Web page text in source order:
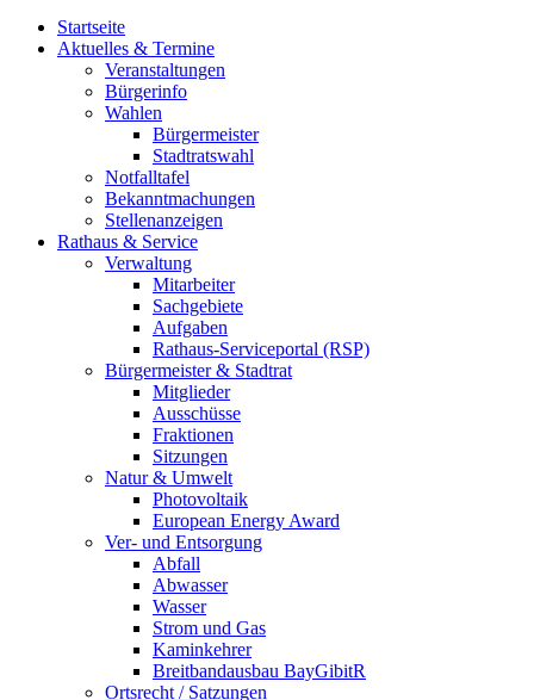
Startseite
Aktuelles & Termine
Veranstaltungen
Bürgerinfo
Wahlen
Bürgermeister
Stadtratswahl
Notfalltafel
Bekanntmachungen
Stellenanzeigen
Rathaus & Service
Verwaltung
Mitarbeiter
Sachgebiete
Aufgaben
Rathaus-Serviceportal (RSP)
Bürgermeister & Stadtrat
Mitglieder
Ausschüsse
Fraktionen
Sitzungen
Natur & Umwelt
Photovoltaik
European Energy Award
Ver- und Entsorgung
Abfall
Abwasser
Wasser
Strom und Gas
Kaminkehrer
Breitbandausbau BayGibitR
Ortsrecht / Satzungen